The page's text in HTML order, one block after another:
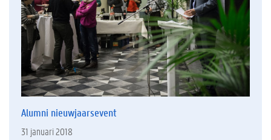
Alumni nieuwjaarsevent
31 januari 2018